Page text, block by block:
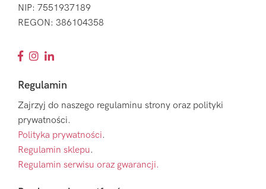
NIP: 7551937189
REGON: 386104358
Regulamin
Zajrzyj do naszego regulaminu strony oraz polityki
prywatności.
Polityka prywatności.
Regulamin sklepu.
Regulamin serwisu oraz gwarancji.